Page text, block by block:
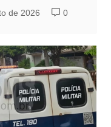
de 2026 0